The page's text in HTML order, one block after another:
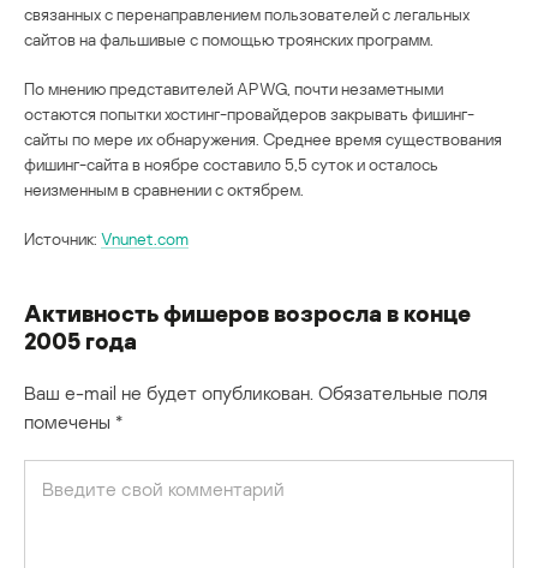
связанных с перенаправлением пользователей с легальных
сайтов на фальшивые с помощью троянских программ.
По мнению представителей APWG, почти незаметными
остаются попытки хостинг-провайдеров закрывать фишинг-
сайты по мере их обнаружения. Среднее время существования
фишинг-сайта в ноябре составило 5,5 суток и осталось
неизменным в сравнении с октябрем.
Источник: Vnunet.com
Активность фишеров возросла в конце
2005 года
Ваш e-mail не будет опубликован. Обязательные поля
помечены *